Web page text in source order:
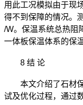
用此工况模拟由于现
得不到保障的情况。
/W。保温系统总热阻
一体板保温体系的保
8 结 论
本文介绍了石材
试及优化过程，通过